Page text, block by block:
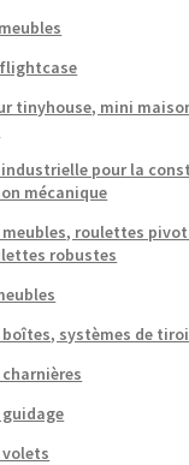
flightcase
tinyhouse, mini
pour la
mécanique
meubles, roulettes
robustes
boîtes, systèmes de
guidage
volets